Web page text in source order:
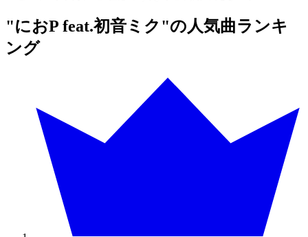
"におP feat.初音ミク"の人気曲ランキ
ング